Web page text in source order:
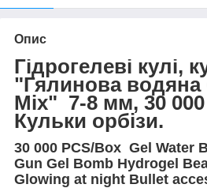
Опис
Гідрогелеві кулі,
"Гялинова
Mix" 7-8 мм, 30
Кульки орбізи.
30 000 PCS/Box Gel Water
Gun Gel Bomb Hydrogel
Glowing at night Bullet